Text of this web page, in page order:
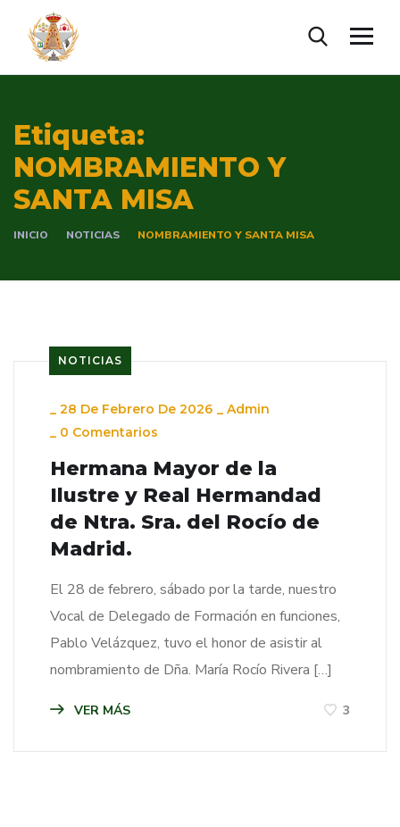
Etiqueta:
NOMBRAMIENTO Y
SANTA MISA
INICIO NOTICIAS NOMBRAMIENTO Y SANTA MISA
NOTICIAS
28 De Febrero De 2026
Admin
0 Comentarios
Hermana Mayor de la
Ilustre y Real Hermandad
de Ntra. Sra. del Rocío de
Madrid.
El 28 de febrero, sábado por la tarde, nuestro
Vocal de Delegado de Formación en funciones,
Pablo Velázquez, tuvo el honor de asistir al
nombramiento de Dña. María Rocío Rivera […]
VER MÁS 3